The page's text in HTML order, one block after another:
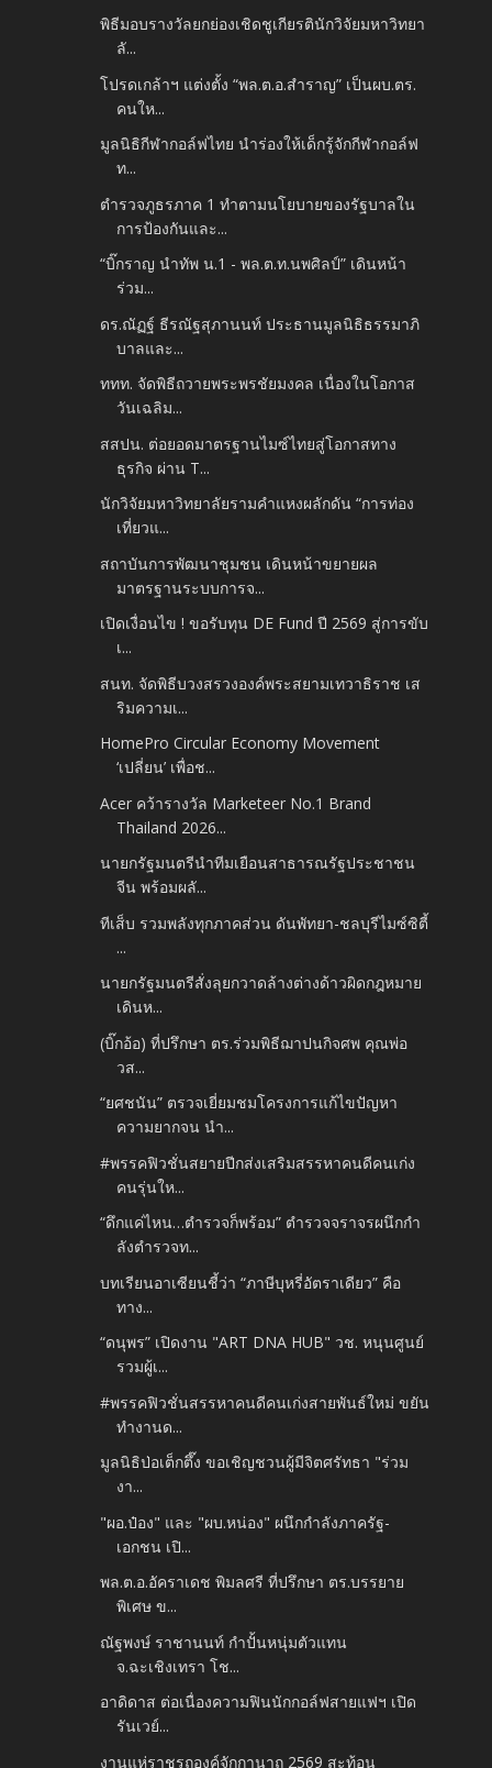
พิธีมอบรางวัลยกย่องเชิดชูเกียรตินักวิจัยมหาวิทยา
ลั...
โปรดเกล้าฯ แต่งตั้ง “พล.ต.อ.สำราญ” เป็นผบ.ตร.
คนให...
มูลนิธิกีฬากอล์ฟไทย นำร่องให้เด็กรู้จักกีฬากอล์ฟ
ท...
ตำรวจภูธรภาค 1 ทำตามนโยบายของรัฐบาลใน
การป้องกันและ...
“บิ๊กราญ นำทัพ น.1 - พล.ต.ท.นพศิลป์” เดินหน้า
ร่วม...
ดร.ณัฏฐ์ ธีรณัฐสุภานนท์ ประธานมูลนิธิธรรมาภิ
บาลและ...
ททท. จัดพิธีถวายพระพรชัยมงคล เนื่องในโอกาส
วันเฉลิม...
สสปน. ต่อยอดมาตรฐานไมซ์ไทยสู่โอกาสทาง
ธุรกิจ ผ่าน T...
นักวิจัยมหาวิทยาลัยรามคำแหงผลักดัน “การท่อง
เที่ยวแ...
สถาบันการพัฒนาชุมชน เดินหน้าขยายผล
มาตรฐานระบบการจ...
เปิดเงื่อนไข ! ขอรับทุน DE Fund ปี 2569 สู่การขับ
เ...
สนท. จัดพิธีบวงสรวงองค์พระสยามเทวาธิราช เส
ริมความเ...
HomePro Circular Economy Movement
‘เปลี่ยน’ เพื่อช...
Acer คว้ารางวัล Marketeer No.1 Brand
Thailand 2026...
นายกรัฐมนตรีนำทีมเยือนสาธารณรัฐประชาชน
จีน พร้อมผลั...
ทีเส็บ รวมพลังทุกภาคส่วน ดันพัทยา-ชลบุรีไมซ์ซิตี้
...
นายกรัฐมนตรีสั่งลุยกวาดล้างต่างด้าวผิดกฎหมาย
เดินห...
(บิ๊กอ้อ) ที่ปรึกษา ตร.ร่วมพิธีฌาปนกิจศพ คุณพ่อ
วส...
“ยศชนัน” ตรวจเยี่ยมชมโครงการแก้ไขปัญหา
ความยากจน นำ...
#พรรคฟิวชั่นสยายปีกส่งเสริมสรรหาคนดีคนเก่ง
คนรุ่นให...
“ดึกแค่ไหน…ตำรวจก็พร้อม” ตำรวจจราจรผนึกกำ
ลังตำรวจท...
บทเรียนอาเซียนชี้ว่า “ภาษีบุหรี่อัตราเดียว” คือ
ทาง...
“ดนุพร” เปิดงาน "ART DNA HUB" วช. หนุนศูนย์
รวมผู้เ...
#พรรคฟิวชั่นสรรหาคนดีคนเก่งสายพันธ์ใหม่ ขยัน
ทำงานด...
มูลนิธิป่อเต็กตึ๊ง ขอเชิญชวนผู้มีจิตศรัทธา "ร่วม
งา...
"ผอ.ป๋อง" และ "ผบ.หน่อง" ผนึกกำลังภาครัฐ-
เอกชน เปิ...
พล.ต.อ.อัคราเดช พิมลศรี ที่ปรึกษา ตร.บรรยาย
พิเศษ ข...
ณัฐพงษ์ ราชานนท์ กำปั้นหนุ่มตัวแทน
จ.ฉะเชิงเทรา โช...
อาดิดาส ต่อเนื่องความฟินนักกอล์ฟสายแฟฯ เปิด
รันเวย์...
งานแห่ราชรถองค์จักกานาถ 2569 สะท้อน